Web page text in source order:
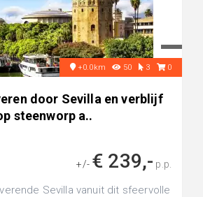
+0.0km 50 3 0
door Sevilla en verblijf
steenworp a..
+/- € 239,- p.p.
Sevilla vanuit dit sfeervolle